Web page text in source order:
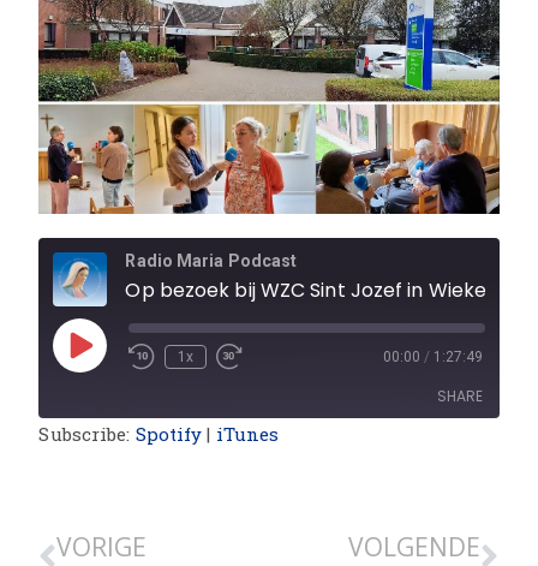
Radio Maria Podcast
Op bezoek bij WZC Sint Jozef in Wiekevorst
1x 00:00 / 1:27:49
SHARE
Subscribe: Spotify | iTunes
VORIGE VOLGENDE